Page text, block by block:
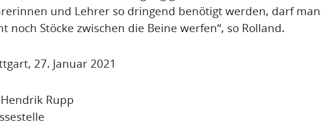
und Lehrer so dringend benötigt werden, darf man
noch Stöcke zwischen die Beine werfen“, so Rolland.
27. Januar 2021
Rupp